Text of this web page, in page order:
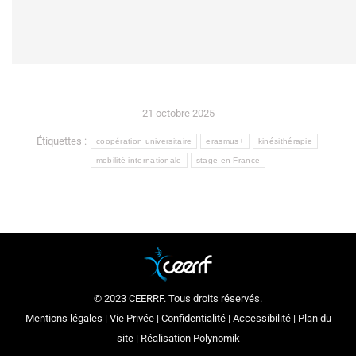
21 octobre 2025
Étiquettes : coopération universitaire erasmus+ kinésithérapie
mobilité internationale stage en France
© 2023 CEERRF. Tous droits réservés.
Mentions légales | Vie Privée| Confidentialité| Accessibilité| Plan du
site| Réalisation Polynomik